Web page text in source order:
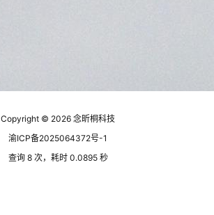
Copyright © 2026 念昕桐科技
渝ICP备2025064372号-1
查询 8 次，耗时 0.0895 秒